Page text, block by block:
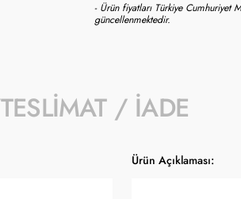
- Ürün fiyatları Türkiye Cumhuriyet
güncellenmektedir.
TESLIMAT / İADE
Ürün Açıklaması: